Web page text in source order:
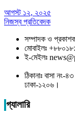
আগস্ট ১২, ২০২৫
নিজস্ব প্রতিবেদক
সম্পাদক ও
মোবাইলঃ
ই-মেইলঃ
ঠিকানাঃ বাসা নং-
ঢাকা-১২০৬।
গ্যালারি